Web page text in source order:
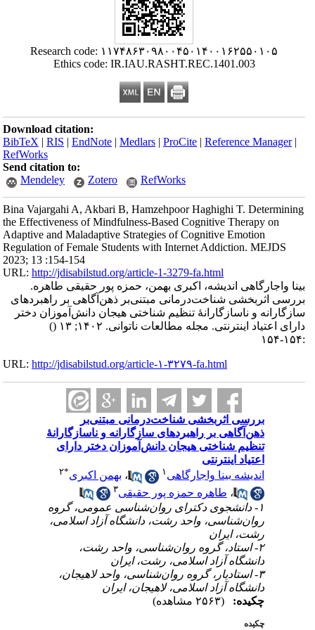
Research code: ۱۱۷۴۸۶۳۰۹۸۰۰۴۵۰۱۴۰۰۱۶۲۵۵۰۱۰۵
Ethics code: IR.IAU.RASHT.REC.1401.003
Download citation:
BibTeX |RIS |EndNote |Medlars |ProCite |Reference Manager
RefWorks
Send citation to:
Mendeley
Zotero RefWorks
Bina Vajargahi A, Akbari B, Hamzehpoor Haghighi T. Determining
the Effectiveness of Mindfulness-Based Cognitive Therapy on
Adaptive and Maladaptive Strategies of Cognitive Emotion
Regulation of Female Students with Internet Addiction. MEJDS
2023; 13 :154-154
URL:http://jdisabilstud.org/article-1-3279-fa.html
بینا واجارگاهی اندیشه، اکبری بهمن، حمزه پور حقیقی طاهره.
بررسی اثربخشی شناخت‌درمانی مبتنی‌بر ذهن‌آگاهی بر راهبردهای
سازگارانه و ناسازگارانهٔ تنظیم شناختی هیجان دانش‌آموزان دختر
دارای اعتیاد اینترنتی. مجله مطالعات ناتوانی. ۱۴۰۲; ۱۳
()
URL:http://jdisabilstud.org/article-۱-۳۲۷۹-fa.html
بررسی اثربخشی شناخت‌درمانی مبتنی‌بر
ذهن‌آگاهی بر راهبردهای سازگارانه و ناسازگارانهٔ
تنظیم شناختی هیجان دانش‌آموزان دختر دارای
اعتیاد اینترنتی
اندیشه بینا واجارگاهی
،بهمن اکبری* ۲
،طاهره حمزه پور حقیقی
۱- دانشجوی دکترای روان‌شناسی عمومی، گروه
روان‌شناسی، واحد رشت، دانشگاه آزاد اسلامی،
رشت، ایران
۲- استاد، گروه روان‌شناسی، واحد رشت،
دانشگاه آزاد اسلامی، رشت، ایران
۳- استادیار، گروه روان‌شناسی، واحد لاهیجان،
دانشگاه آزاد اسلامی، لاهیجان، ایران
چکیده:
چکیده